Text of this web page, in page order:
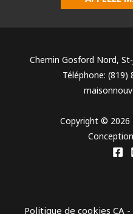
Chemin Gosford Nord,
Téléphone: (819)
Copyright © 2026
Politique de cookies CA-